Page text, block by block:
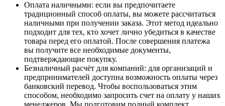
Оплата наличными: если вы предпочитаете
традиционный способ оплаты, вы можете рассчитаться
наличными при получении заказа. Этот метод идеально
подходит для тех, кто хочет лично убедиться в качестве
товара перед его оплатой. После совершения платежа
вы получите все необходимые документы,
подтверждающие покупку.
Безналичный расчёт для компаний: для организаций и
предпринимателей доступна возможность оплаты через
банковский перевод. Чтобы воспользоваться этим
способом, необходимо запросить счет на оплату у наших